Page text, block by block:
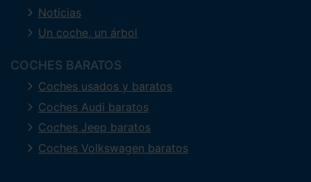
Noticias
Un coche, un árbol
COCHES BARATOS
Coches usados y baratos
Coches Audi baratos
Coches Jeep baratos
Coches Volkswagen baratos